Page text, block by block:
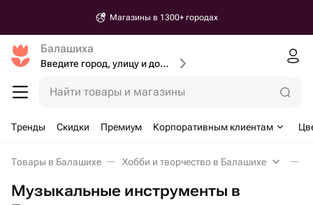
Магазины в 1300+ городах
Балашиха
Введите город, улицу и дом доставки
Найти товары и магазины
Тренды Скидки Премиум Корпоративным клиентам
Товары в Балашихе Хобби и творчество в Балашихе
Музыкальные инструменты в